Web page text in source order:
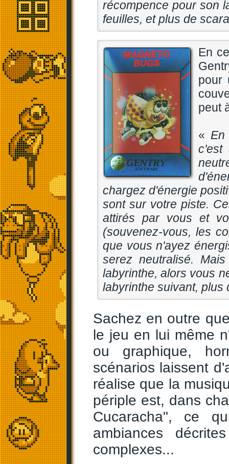
récompence pour son
feuilles, et plus de
En
pour
peut
« En
c'est
chargez d'énergie
sont sur votre piste.
attirés par vous et
(souvenez-vous, les
que vous n'ayez
serez neutralisé.
labyrinthe, alors vous
labyrinthe suivant, plus
Sachez en outre
le jeu en lui même
ou graphique,
scénarios laissent
réalise que la
périple est, dans
Cucaracha", ce
ambiances
complexes...